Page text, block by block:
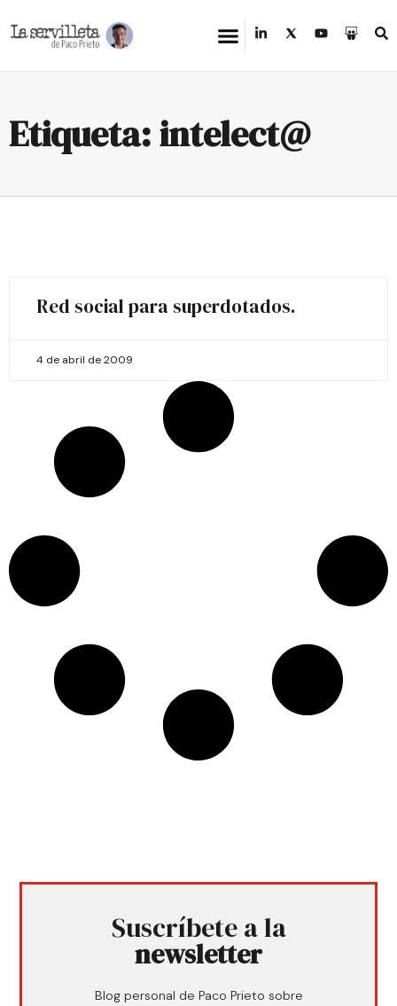
Etiqueta: intelect@
Red social para superdotados.
4 de abril de 2009
Suscríbete a la
newsletter
Blog personal de Paco Prieto sobre